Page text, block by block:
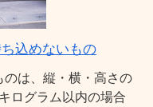
込めないもの
は、縦・横・高さの
ログラム以内の場合